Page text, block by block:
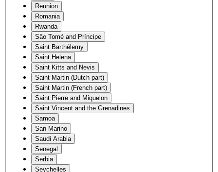
Reunion
Romania
Rwanda
São Tomé and Príncipe
Saint Barthélemy
Saint Helena
Saint Kitts and Nevis
Saint Martin (Dutch part)
Saint Martin (French part)
Saint Pierre and Miquelon
Saint Vincent and the Grenadines
Samoa
San Marino
Saudi Arabia
Senegal
Serbia
Seychelles